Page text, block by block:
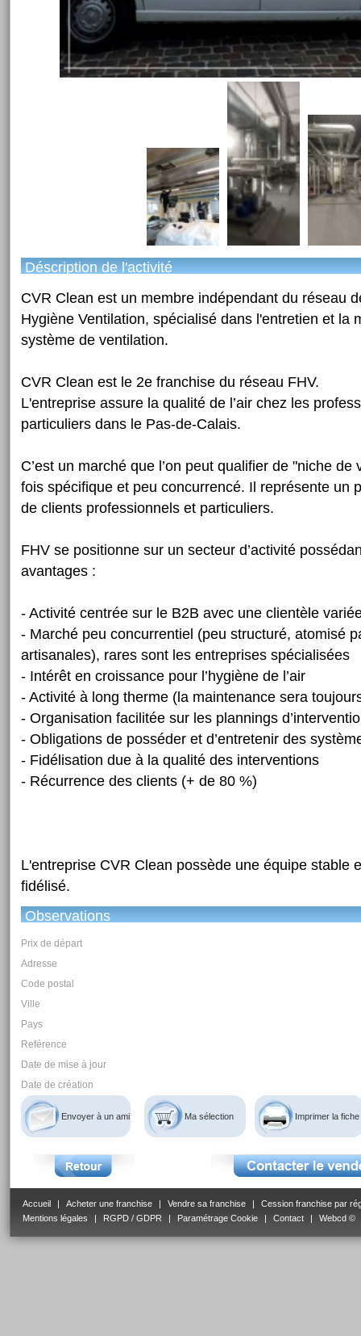
Déscription de l'activité
CVR Clean est un membre indépendant du réseau
Hygiène Ventilation, spécialisé dans l'entretien et la
système de ventilation.
CVR Clean est le 2e franchise du réseau FHV.
L'entreprise assure la qualité de l’air chez les
particuliers dans le Pas-de-Calais.
C’est un marché que l’on peut qualifier de "niche de
fois spécifique et peu concurrencé. Il représente un
de clients professionnels et particuliers.
FHV se positionne sur un secteur d’activité
avantages :
- Activité centrée sur le B2B avec une clientèle
- Marché peu concurrentiel (peu structuré, atomisé
artisanales), rares sont les entreprises spécialisées
- Intérêt en croissance pour l’hygiène de l’air
- Activité à long therme (la maintenance sera
- Organisation facilitée sur les plannings
- Obligations de posséder et d’entretenir des
- Fidélisation due à la qualité des interventions
- Récurrence des clients (+ de 80 %)
L'entreprise CVR Clean possède une équipe stable
fidélisé.
Observations
Prix de départ
Adresse
Code postal
Ville
Pays
Reférence
Date de mise à jour
Date de création
Envoyer à un ami Ma sélection Imprimer la fiche
Accueil Acheter une franchise Vendre sa franchise
Cession franchise par
Mentions légales
RGPD / GDPR Paramétrage Cookie Contact Webcd ©